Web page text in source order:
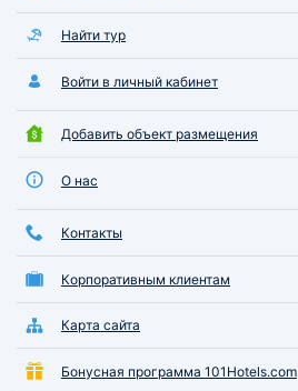
Найти тур
Войти в личный кабинет
Добавить объект размещения
О нас
Контакты
Корпоративным клиентам
Карта сайта
Бонусная программа 101Hotels.com